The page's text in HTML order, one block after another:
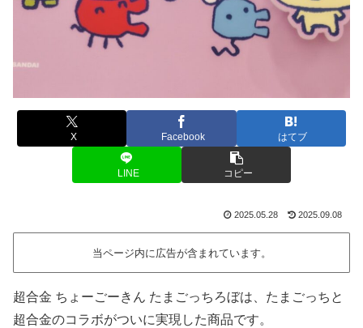
X Facebook はてブ
LINE コピー
2025.05.28 2025.09.08
当ページ内に広告が含まれています。
超合金 ちょーごーきん たまごっちろぼは、たまごっちと
超合金のコラボがついに実現した商品です。